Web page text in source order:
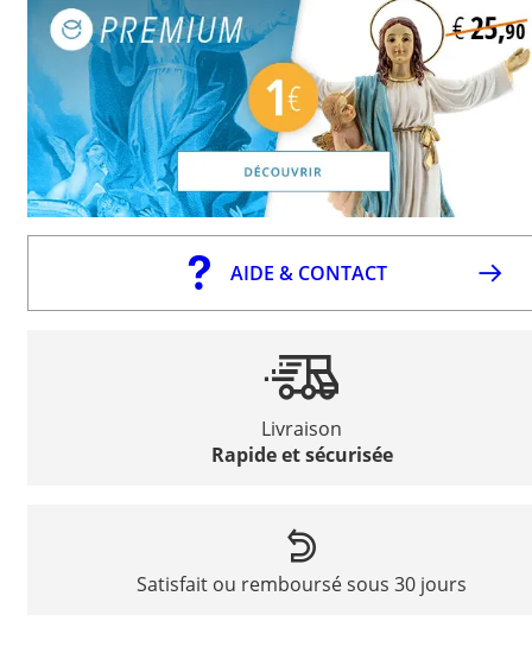
AIDE & CONTACT
Livraison
Rapide et sécurisée
Satisfait ou remboursé sous 30 jours